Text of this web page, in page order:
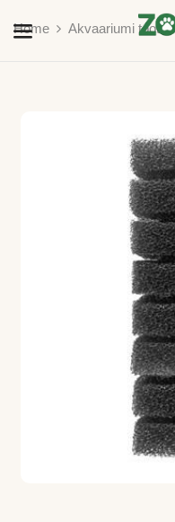
Home Akvaariumi tooted